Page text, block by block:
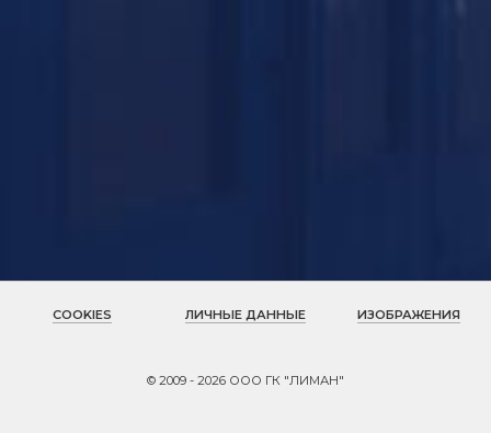
COOKIES ЛИЧНЫЕ ДАННЫЕ ИЗОБРАЖЕНИЯ
© 2009 - 2026 ООО ГК "ЛИМАН"